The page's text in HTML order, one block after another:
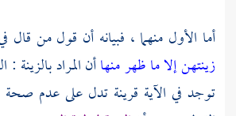
أما الأول منهما ، فبيانه أن قول من قال
زينتهن إلا ما ظهر منهاأن المراد بالزينة
توجد في الآية قرينة تدل على عدم صحة